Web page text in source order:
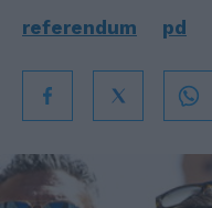
referendum pd